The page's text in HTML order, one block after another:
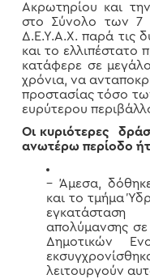
Ακρωτηρίου και
στο Σύνολο των 7
Δ.Ε.Υ.Α.Χ. παρά τις
και το ελλιπέστατο
κατάφερε σε
χρόνια, να
προστασίας τόσο
ευρύτερου
Οι κυριότερες
ανωτέρω περίοδο
– Άμεσα,
και το τμήμα
απολύμανσης
Δημοτικών
λειτουργούν